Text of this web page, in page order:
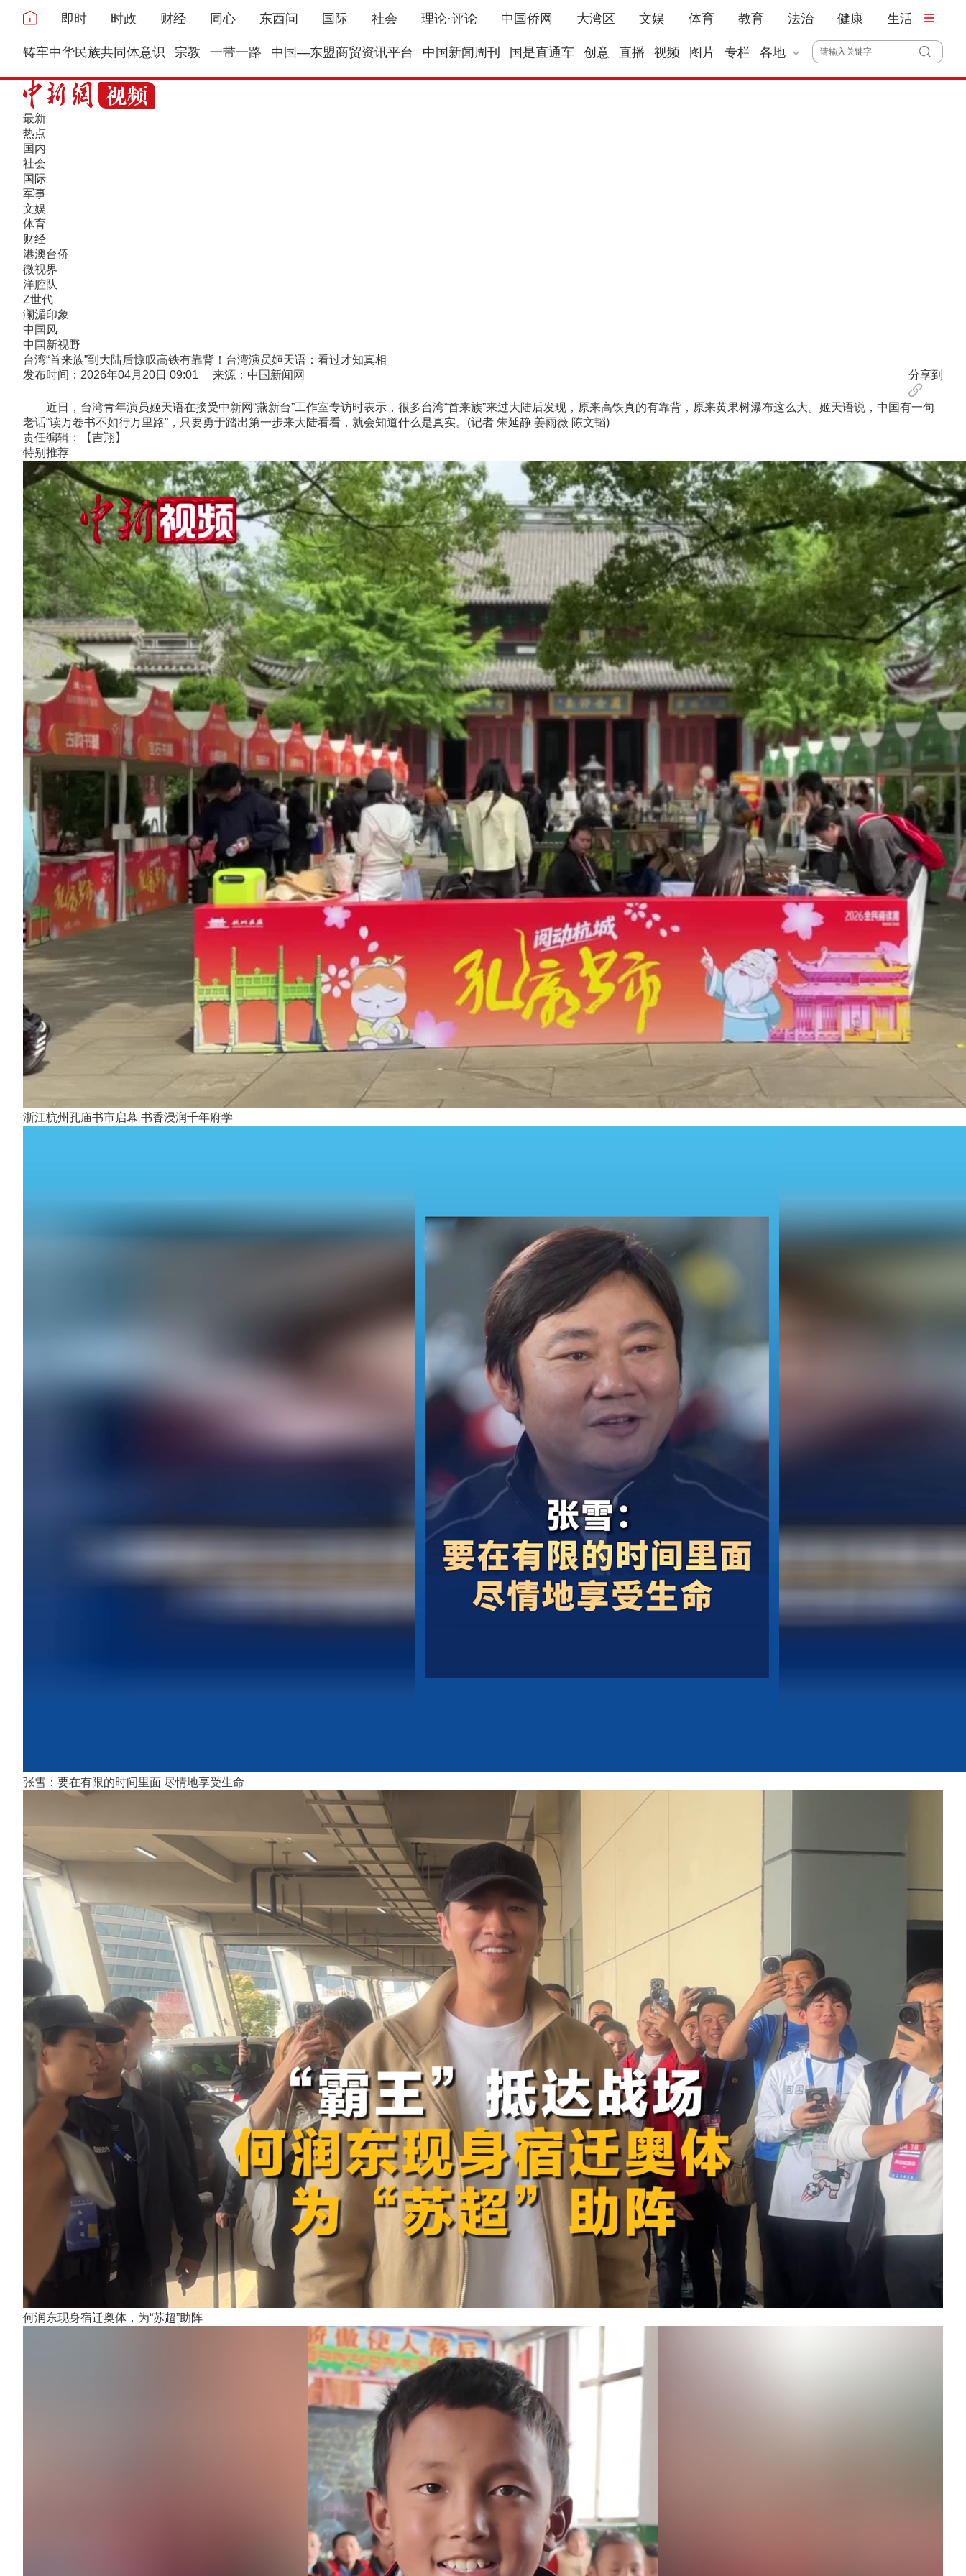
即时 时政 财经 同心 东西问 国际 社会 理论·评论 中国侨网 大湾区 文娱 体育 教育 法治 健康 生活
铸牢中华民族共同体意识 宗教 一带一路 中国—东盟商贸资讯平台 中国新闻周刊 国是直通车 创意 直播 视频 图片 专栏 各地
最新
热点
国内
社会
国际
军事
文娱
体育
财经
港澳台侨
微视界
洋腔队
Z世代
澜湄印象
中国风
中国新视野
台湾“首来族”到大陆后惊叹高铁有靠背！台湾演员姬天语：看过才知真相
发布时间：2026年04月20日 09:01 来源：中国新闻网
分享到
近日，台湾青年演员姬天语在接受中新网“燕新台”工作室专访时表示，很多台湾“首来族”来过大陆后发现，原来高铁真的有靠背，原来黄果树瀑布这么大。姬天语说，中国有一句
老话“读万卷书不如行万里路”，只要勇于踏出第一步来大陆看看，就会知道什么是真实。(记者 朱延静 姜雨薇 陈文韬)
责任编辑：【吉翔】
特别推荐
浙江杭州孔庙书市启幕 书香浸润千年府学
张雪：要在有限的时间里面 尽情地享受生命
何润东现身宿迁奥体，为“苏超”助阵